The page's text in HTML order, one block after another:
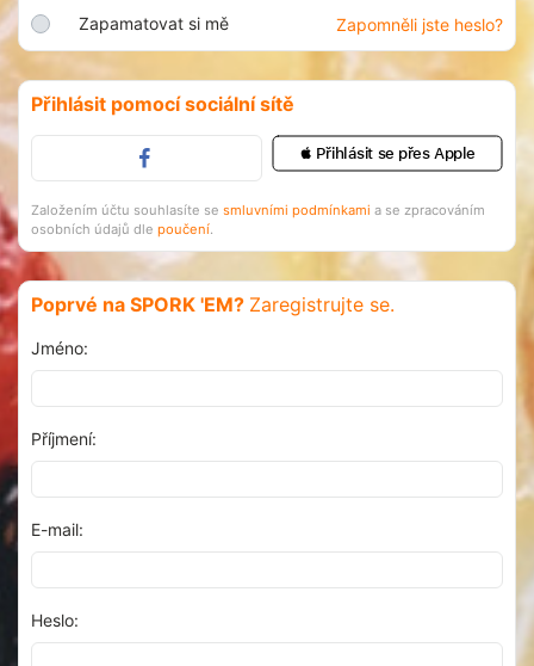
Zapamatovat si mě Zapomněli jste heslo?
Přihlásit pomocí sociální sítě
 Přihlásit se přes Apple
Založením účtu souhlasíte se smluvními podmínkami a se zpracováním
osobních údajů dle poučení.
Poprvé na SPORK 'EM? Zaregistrujte se.
Jméno:
Příjmení:
E-mail:
Heslo: